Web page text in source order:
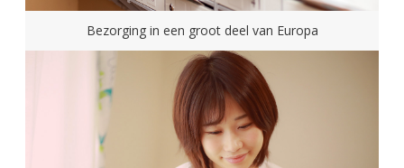
Bezorging in een groot deel van Europa